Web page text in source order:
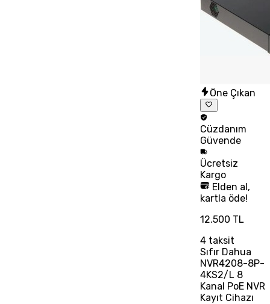
Öne Çıkan
Cüzdanım
Güvende
Ücretsiz
Kargo
Elden al,
kartla öde!
12.500 TL
4taksit
Sıfır Dahua
NVR4208-8P-
4KS2/L 8
Kanal PoE NVR
Kayıt Cihazı